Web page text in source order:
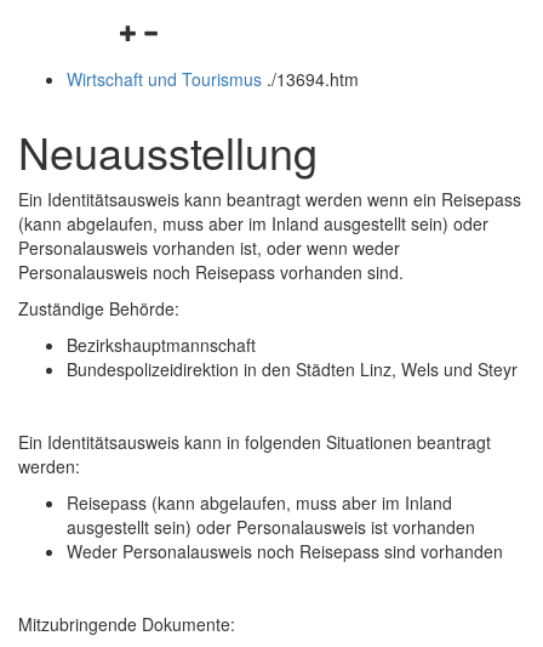
Navigationsmenü
und
Wirtschaft und Tourismus ./13694.htm
Neuausstellung
Ein Identitätsausweis kann beantragt werden wenn ein Reisepass
(kann abgelaufen, muss aber im Inland ausgestellt sein) oder
Personalausweis vorhanden ist, oder wenn weder
Personalausweis noch Reisepass vorhanden sind.
Zuständige Behörde:
Bezirkshauptmannschaft
Bundespolizeidirektion in den Städten Linz, Wels und Steyr
Ein Identitätsausweis kann in folgenden Situationen beantragt
werden:
Reisepass (kann abgelaufen, muss aber im Inland
ausgestellt sein) oder Personalausweis ist vorhanden
Weder Personalausweis noch Reisepass sind vorhanden
Mitzubringende Dokumente: